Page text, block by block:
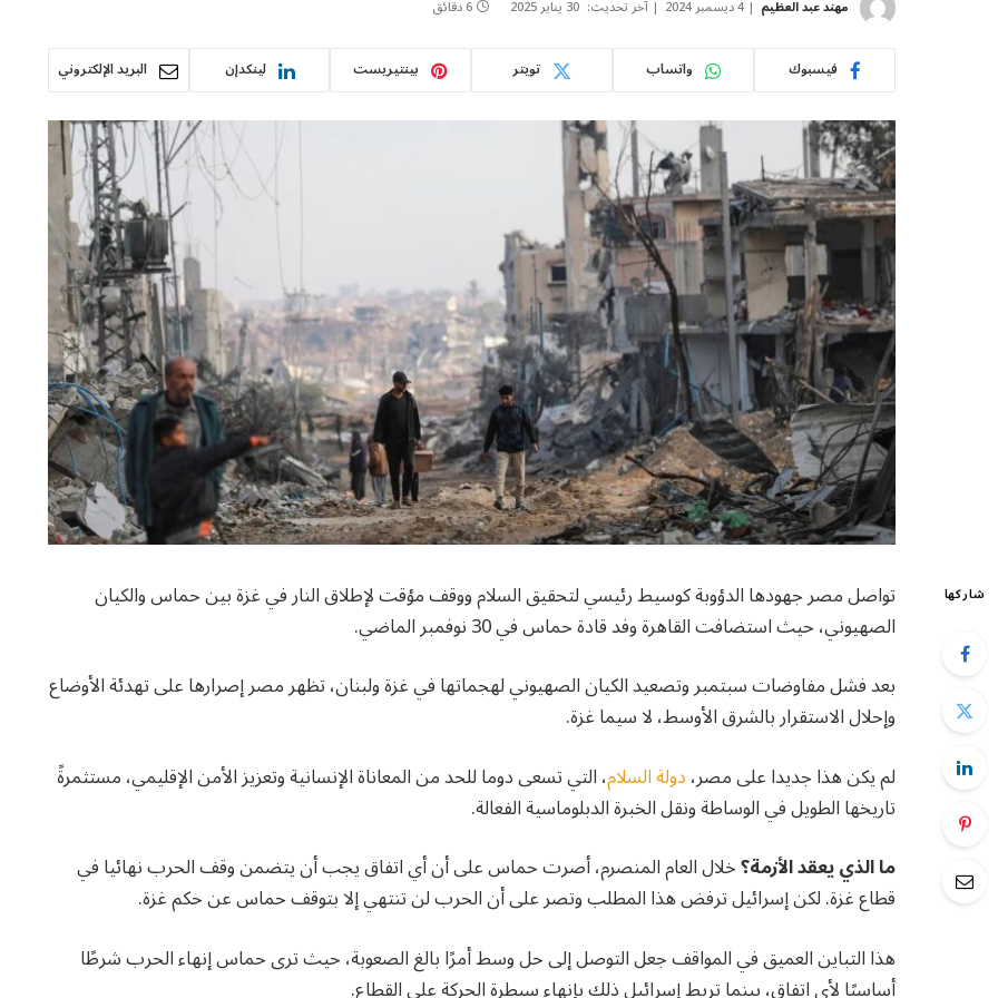
مهند عبد العظيم 4 ديسمبر 2024 آخر تحديث: 30 يناير 2025 6 دقائق
فيسبوك واتساب تويتر بينتيريست لينكدإن البريد الإلكتروني
شاركها
تواصل مصر جهودها الدؤوبة كوسيط رئيسي لتحقيق السلام ووقف مؤقت لإطلاق النار في غزة بين حماس والكيان
الصهيوني، حيث استضافت القاهرة وفد قادة حماس في 30 نوفمبر الماضي.
بعد فشل مفاوضات سبتمبر وتصعيد الكيان الصهيوني لهجماتها في غزة ولبنان، تظهر مصر إصرارها على تهدئة الأوضاع
وإحلال الاستقرار بالشرق الأوسط، لا سيما غزة.
لم يكن هذا جديدا على مصر،دولة السلام، التي تسعى دوما للحد من المعاناة الإنسانية وتعزيز الأمن الإقليمي، مستثمرةً
تاريخها الطويل في الوساطة ونقل الخبرة الدبلوماسية الفعالة.
ما الذي يعقد الأزمة؟خلال العام المنصرم، أصرت حماس على أن أي اتفاق يجب أن يتضمن وقف الحرب نهائيا في
قطاع غزة. لكن إسرائيل ترفض هذا المطلب وتصر على أن الحرب لن تنتهي إلا بتوقف حماس عن حكم غزة.
هذا التباين العميق في المواقف جعل التوصل إلى حل وسط أمرًا بالغ الصعوبة، حيث ترى حماس إنهاء الحرب شرطًا
أساسيًا لأي اتفاق، بينما تربط إسرائيل ذلك بإنهاء سيطرة الحركة على القطاع.